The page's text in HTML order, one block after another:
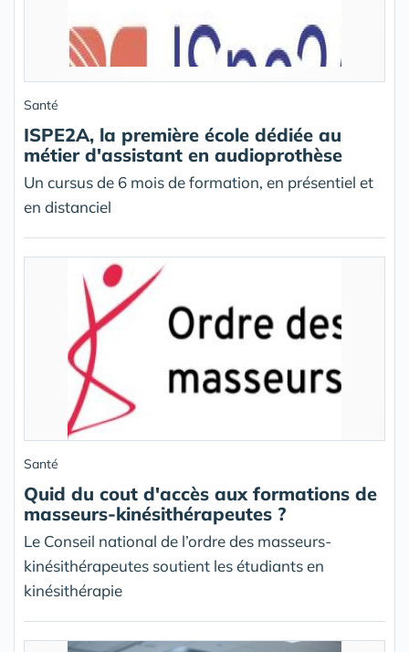
Santé
ISPE2A, la première école dédiée au
métier d'assistant en audioprothèse
Un cursus de 6 mois de formation, en présentiel et
en distanciel
Santé
Quid du cout d'accès aux formations de
masseurs-kinésithérapeutes ?
Le Conseil national de l’ordre des masseurs-
kinésithérapeutes soutient les étudiants en
kinésithérapie